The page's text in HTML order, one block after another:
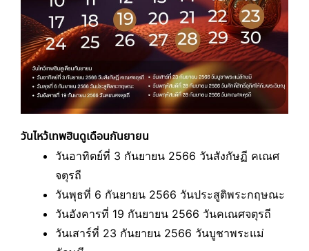
วันไหว้เทพฮินดูเดือนกันยายน
วันอาทิตย์ที่ 3 กันยายน 2566 วันสังกัษฏี คเณศ
จตุรถี
วันพุธที่ 6 กันยายน 2566 วันประสูติพระกฤษณะ
วันอังคารที่ 19 กันยายน 2566 วันคเณศจตุรถี
วันเสาร์ที่ 23 กันยายน 2566 วันบูชาพระแม่